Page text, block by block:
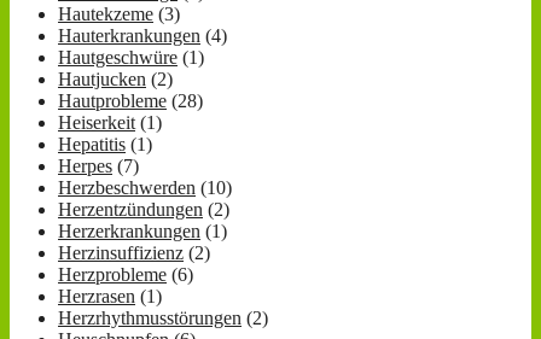
Hautekzeme (3)
Hauterkrankungen (4)
Hautgeschwüre (1)
Hautjucken (2)
Hautprobleme (28)
Heiserkeit (1)
Hepatitis (1)
Herpes (7)
Herzbeschwerden (10)
Herzentzündungen (2)
Herzerkrankungen (1)
Herzinsuffizienz (2)
Herzprobleme (6)
Herzrasen (1)
Herzrhythmusstörungen (2)